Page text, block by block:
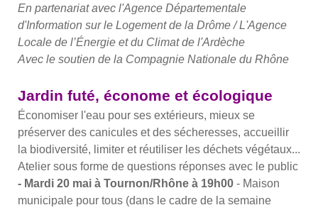
En partenariat avec l'Agence Départementale
d'Information sur le Logement de la Drôme / L'Agence
Locale de l’Énergie etdu Climat de l'Ardèche
Avec le soutien de la Compagnie Nationale du Rhône
Jardin futé, économe et écologique
Économiser l'eau pour ses extérieurs, mieux se
préserver des canicules et des sécheresses, accueillir
la biodiversité, limiter et réutiliser les déchets végétaux...
Atelier sous forme de questions réponses avec le public
- Mardi 20 mai à Tournon/Rhône à 19h00 - Maison
municipale pour tous (dans le cadre de la semaine